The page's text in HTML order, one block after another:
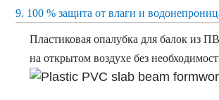
9. 100 % защита от влаги и
Пластиковая опалубка для балок из
на открытом воздухе без